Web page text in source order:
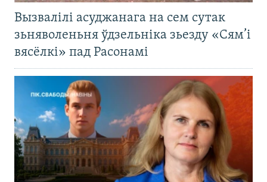
Вызвалілі асуджанага на сем сутак
зьняволеньня ўдзельніка зьезду «Сям’і
вясёлкі» пад Расонамі